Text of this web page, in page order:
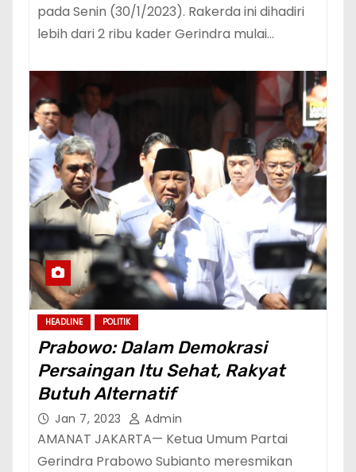
pada Senin (30/1/2023). Rakerda ini dihadiri
lebih dari 2 ribu kader Gerindra mulai…
HEADLINE POLITIK
Prabowo: Dalam Demokrasi
Persaingan Itu Sehat, Rakyat
Butuh Alternatif
Jan 7, 2023 Admin
AMANAT JAKARTA— Ketua Umum Partai
Gerindra Prabowo Subianto meresmikan